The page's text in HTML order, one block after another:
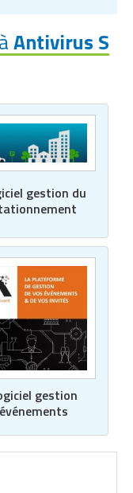
Antivirus S
gestion du
gestion
événements